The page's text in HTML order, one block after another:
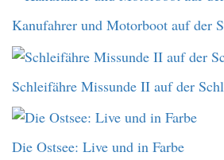
Kanufahrer und Motorboot auf der
Schleifähre Missunde II auf der
Die Ostsee: Live und in Farbe